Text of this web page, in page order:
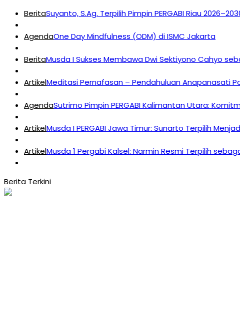
BeritaSuyanto, S.Ag. Terpilih Pimpin PERGABI Riau
AgendaOne Day Mindfulness (ODM) di ISMC Jakarta
BeritaMusda I Sukses Membawa Dwi Sektiyono Cahyo
ArtikelMeditasi Pernafasan – Pendahuluan Anapanasati
AgendaSutrimo Pimpin PERGABI Kalimantan Utara:
ArtikelMusda I PERGABI Jawa Timur: Sunarto Terpilih
ArtikelMusda 1 Pergabi Kalsel: Narmin Resmi Terpilih